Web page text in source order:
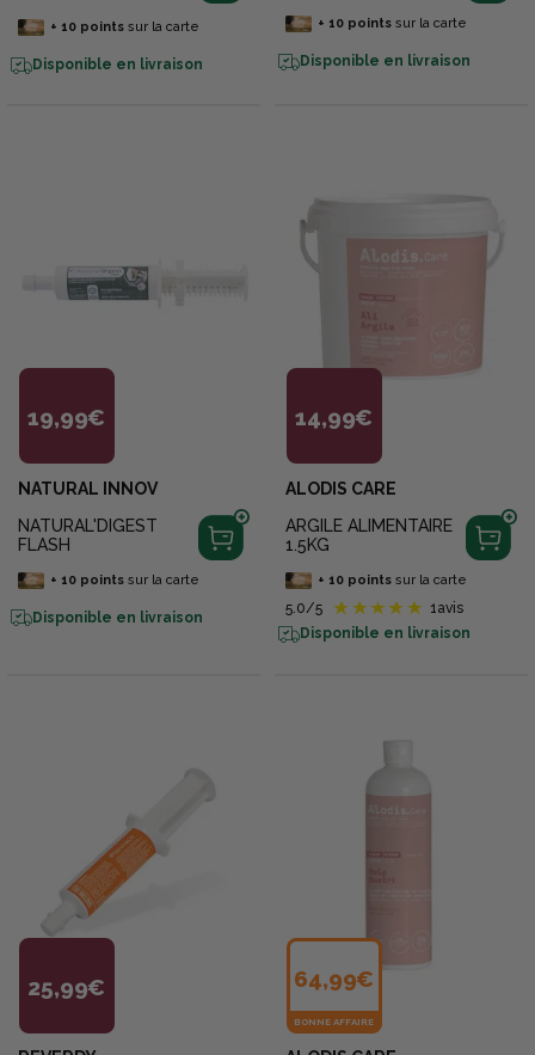
+ 10pointssur la carte
Disponible en livraison
+ 10pointssur la carte
Disponible en livraison
19,99€
NATURAL INNOV
NATURAL'DIGEST
FLASH
+ 10pointssur la carte
Disponible en livraison
14,99€
ALODIS CARE
ARGILE ALIMENTAIRE
1.5KG
+ 10pointssur la carte
5.0/5 1avis
Disponible en livraison
25,99€ 64,99€
BONNE AFFAIRE